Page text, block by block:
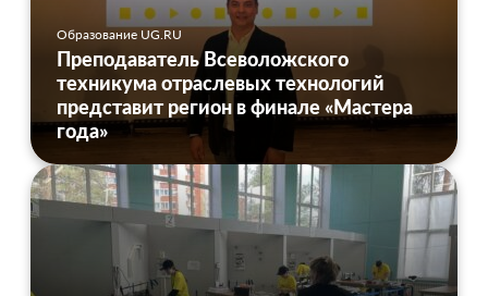
Образование UG.RU
Преподаватель Всеволожского
техникума отраслевых технологий
представит регион в финале «Мастера
года»